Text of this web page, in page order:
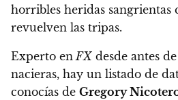
horribles heridas sangrientas
revuelven las tripas.
Experto enFX desde antes
nacieras, hay un listado de
conocías de Gregory